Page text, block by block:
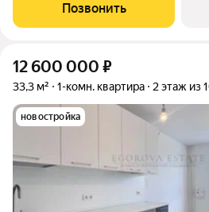
собственным островом, на берегу
Позвонить
12 600 000 ₽
33,3 м² 1-комн. квартира 2 этаж из
новостройка